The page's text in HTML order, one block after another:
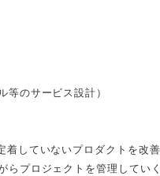
等のサービス設計）
していないプロダクトを改
プロジェクトを管理してい